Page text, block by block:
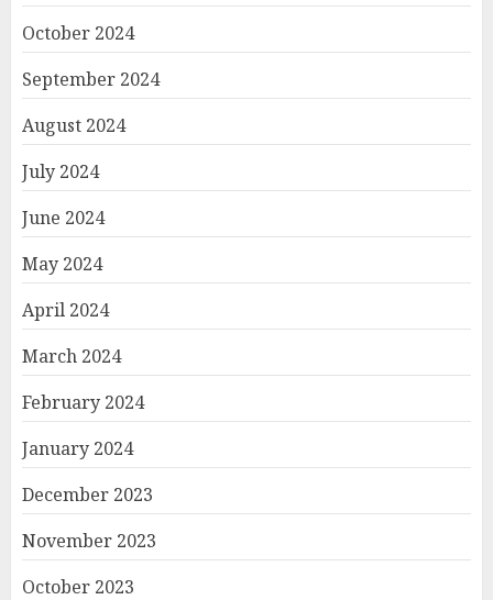
October 2024
September 2024
August 2024
July 2024
June 2024
May 2024
April 2024
March 2024
February 2024
January 2024
December 2023
November 2023
October 2023